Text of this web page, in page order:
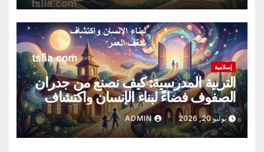
إسلامية
التربية المدرسية: كيف نصنع من جدران
الصفوف فضاءً لبناء الإنسان واكتشاف
شغف العمر؟
يوليو 20, 2026 ADMIN